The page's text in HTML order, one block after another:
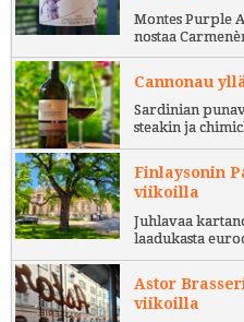
Montes Purple
nostaa
Cannonau
Sardinian
steakin ja
Finlaysonin
viikoilla
Juhlavaa
laadukasta
Astor
viikoilla